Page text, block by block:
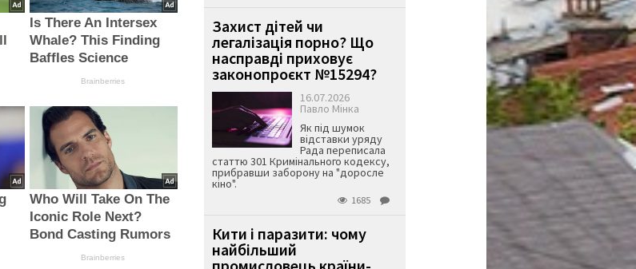
Is There An Intersex
Whale? This Finding
Baffles Science
Brainberries
Who Will Take On The
Iconic Role Next?
Bond Casting Rumors
Brainberries
Захист дітей чи
легалізація порно? Що
насправді приховує
законопроєкт №15294?
16.07.2026
Павло Мінка
Як під шумок
відставки уряду
Рада переписала
статтю 301 Кримінального кодексу,
прибравши заборону на "доросле
кіно".
1685
Кити і паразити: чому
найбільший